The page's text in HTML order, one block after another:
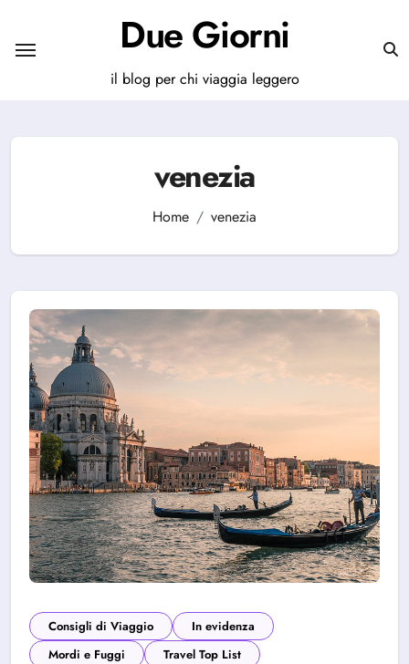
contenuto
Due Giorni
il blog per chi viaggia leggero
venezia
Home venezia
Consigli di Viaggio
In evidenza
Mordi e Fuggi
Travel Top List